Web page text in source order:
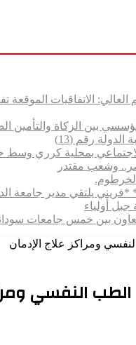
الاتفاقيات الموقعة
بين الزكاة والتأمين
رقم (13)
الاجتماعي بمحلية كرري
وشعب مقتدر
يلتقي مدير جامعة
تعاون بين خمس جامعات
ومراكز علاج الإدمان
النفسي